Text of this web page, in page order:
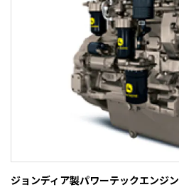
ジョンディア製パワーテックエンジン